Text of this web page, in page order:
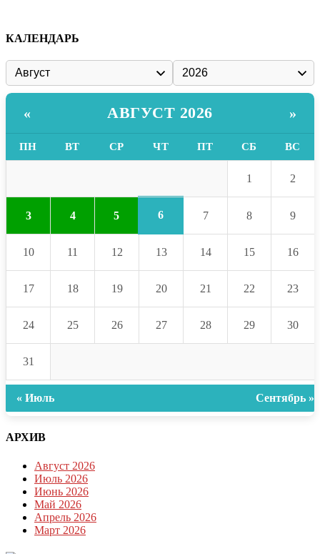
КАЛЕНДАРЬ
« АВГУСТ 2026 »
ПН ВТ СР ЧТ ПТ СБ ВС
1 2
3 4 5 6 7 8 9
10 11 12 13 14 15 16
17 18 19 20 21 22 23
24 25 26 27 28 29 30
31
« Июль Сентябрь »
АРХИВ
Август 2026
Июль 2026
Июнь 2026
Май 2026
Апрель 2026
Март 2026